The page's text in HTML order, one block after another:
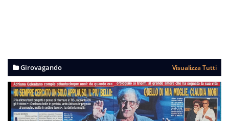
Girovagando Visualizza Tutti